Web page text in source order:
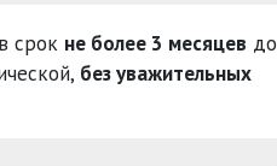
одного
срок не более 3 месяцев до
без уважительных